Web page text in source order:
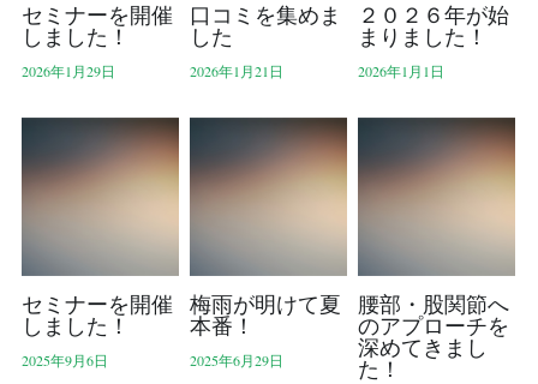
セミナーを開催
しました！
2026年1月29日
口コミを集めま
した
2026年1月21日
２０２６年が始
まりました！
2026年1月1日
セミナーを開催
しました！
2025年9月6日
梅雨が明けて夏
本番！
2025年6月29日
腰部・股関節へ
のアプローチを
深めてきまし
た！